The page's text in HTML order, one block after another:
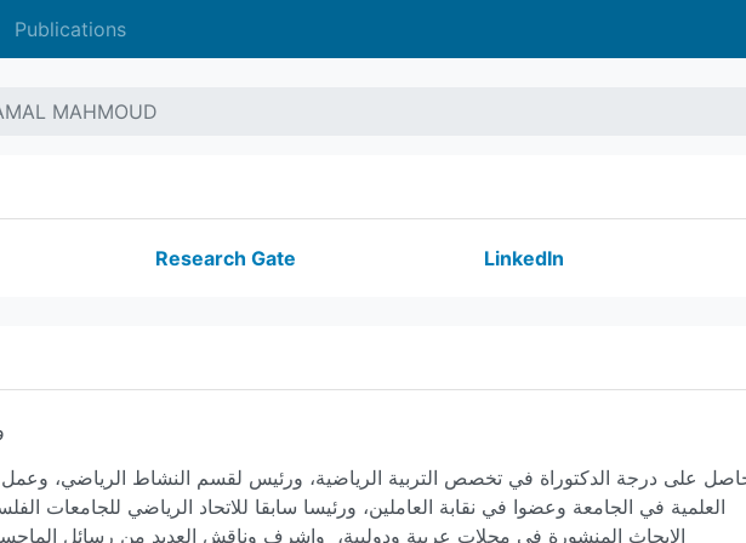
Publications
MAHMOUD
Research Gate LinkedIn
العلمية في الجامعة وعضوا في نقابة العاملين، ورئيسا سابقا للاتحاد الرياضي للجامعات
الابحاث المنشورة في مجلات عربية ودوليية، واشرف وناقش العديد من رسائل